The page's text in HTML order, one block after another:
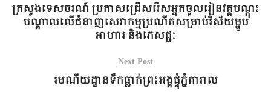
ក្រសួងទេសចរណ៍ ប្រកាសជ្រើសរើសអ្នកចូលរៀនវគ្គបណ្តុះ
បណ្តាលលើជំនាញសេវាកម្មប្រណីតសម្រាប់វិស័យម្ហូប
អាហារ និងភេសជ្ជៈ
Next Post
រមណីយដ្ឋានទឹកធ្លាក់ព្រះអង្គផ្ទុំភ្នំតារាល